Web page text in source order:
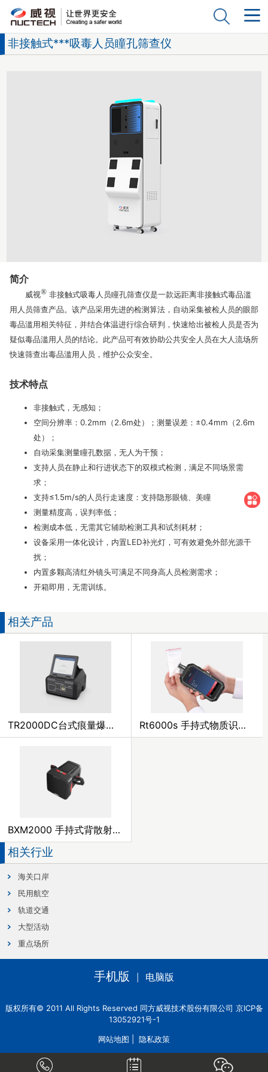
非接触式***吸毒人员瞳孔筛查仪
简介
威视® 非接触式吸毒人员瞳孔筛查仪是一款远距离非接触式毒品滥
用人员筛查产品。该产品采用先进的检测算法，自动采集被检人员的眼部
毒品滥用相关特征，并结合体温进行综合研判，快速给出被检人员是否为
疑似毒品滥用人员的结论。此产品可有效协助公共安全人员在大人流场所
快速筛查出毒品滥用人员，维护公众安全。
技术特点
非接触式，无感知；
空间分辨率：0.2mm（2.6m处）；测量误差：±0.4mm（2.6m
处）；
自动采集测量瞳孔数据，无人为干预；
支持人员在静止和行进状态下的双模式检测，满足不同场景需
求；
支持≤1.5m/s的人员行走速度：支持隐形眼镜、美瞳
测量精度高，误判率低；
检测成本低，无需其它辅助检测工具和试剂耗材；
设备采用一体化设计，内置LED补光灯，可有效避免外部光源干
扰；
内置多颗高清红外镜头可满足不同身高人员检测需求；
开箱即用，无需训练。
相关产品
TR2000DC台式痕量爆炸物毒品探测仪 Rt6000s 手持式物质识别仪
BXM2000 手持式背散射检查仪
相关行业
海关口岸
民用航空
轨道交通
大型活动
重点场所
手机版 电脑版
版权所有© 2011 All Rights Reserved 同方威视技术股份有限公司 京ICP备
13052921号-1
网站地图 隐私政策